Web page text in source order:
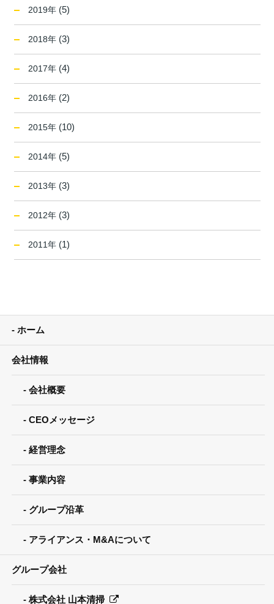
2019年 (5)
2018年 (3)
2017年 (4)
2016年 (2)
2015年 (10)
2014年 (5)
2013年 (3)
2012年 (3)
2011年 (1)
ホーム
会社情報
会社概要
CEOメッセージ
経営理念
事業内容
グループ沿革
アライアンス・M&Aについて
グループ会社
株式会社 山本清掃